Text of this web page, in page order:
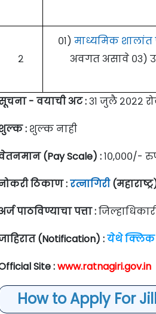
२
०१) माध्यमिक शालांत
अवगत असावे ०३)
- वयाची अट :३१ जुलै २०२२
: शुल्क नाही
(Pay Scale) :१०,०००/-
ठिकाण :रत्नागिरी
पाठविण्याचा पत्ता :
(Notification) :येथे क्लिक
Site :www.ratnagiri.gov.in
How to Apply For